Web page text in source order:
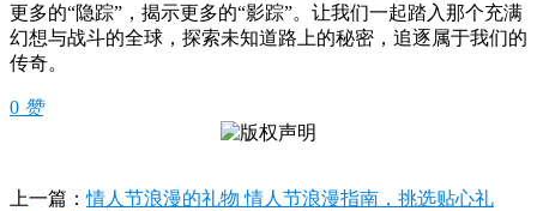
更多的“隐踪”，揭示更多的“影踪”。让我们一起踏入那个充满
幻想与战斗的全球，探索未知道路上的秘密，追逐属于我们的
传奇。
0 赞
上一篇：情人节浪漫的礼物 情人节浪漫指南，挑选贴心礼